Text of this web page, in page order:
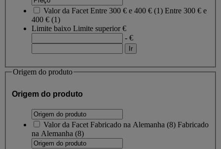
Valor da Facet Entre 300 € e 400 € (1) Entre 300 € e
400 € (1)
Limite baixo Limite superior€
- €
Origem do produto
Origem do produto
Valor da Facet Fabricado na Alemanha (8) Fabricado
na Alemanha (8)